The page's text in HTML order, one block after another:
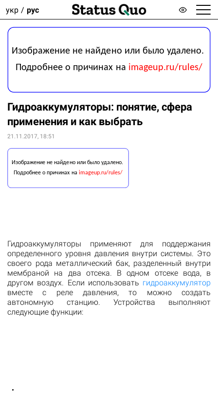
укр рус
Гидроаккумуляторы: понятие, сфера
применения и как выбрать
21.11.2017, 18:51
Гидроаккумуляторы применяют для поддержания
определенного уровня давления внутри системы. Это
своего рода металлический бак, разделенный внутри
мембраной на два отсека. В одном отсеке вода, в
другом воздух. Если использовать гидроаккумулятор
вместе с реле давления, то можно создать
автономную станцию. Устройства выполняют
следующие функции: